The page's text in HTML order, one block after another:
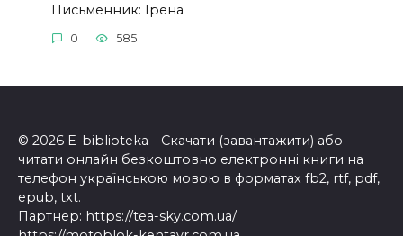
Письменник: Ірена
0 585
© 2026 E-biblioteka - Скачати (завантажити) або
читати онлайн безкоштовно електронні книги на
телефон українською мовою в форматах fb2, rtf, pdf,
epub, txt.
Партнер: https://tea-sky.com.ua/